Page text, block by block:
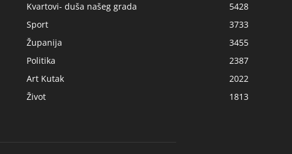
Kvartovi- duša našeg grada
5428
Sport
3733
Županija
3455
Politika
2387
Art Kutak
2022
Život
1813